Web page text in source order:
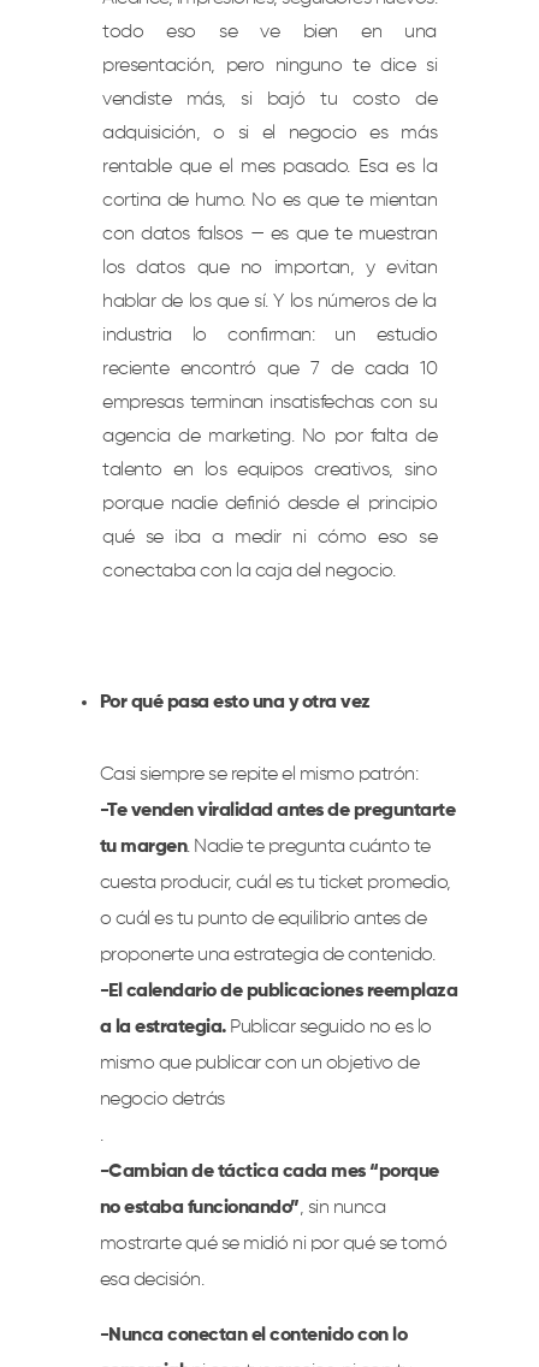
todo eso se ve bien en una
presentación, pero ninguno te dice si
vendiste más, si bajó tu costo de
adquisición, o si el negocio es más
rentable que el mes pasado. Esa es la
cortina de humo. No es que te mientan
con datos falsos — es que te muestran
los datos que no importan, y evitan
hablar de los que sí. Y los números de la
industria lo confirman: un estudio
reciente encontró que 7 de cada 10
empresas terminan insatisfechas con su
agencia de marketing. No por falta de
talento en los equipos creativos, sino
porque nadie definió desde el principio
qué se iba a medir ni cómo eso se
conectaba con la caja del negocio.
Por qué pasa esto una y otra vez
Casi siempre se repite el mismo patrón:
-Te venden viralidad antes de preguntarte
tu margen. Nadie te pregunta cuánto te
cuesta producir, cuál es tu ticket promedio,
o cuál es tu punto de equilibrio antes de
proponerte una estrategia de contenido.
-El calendario de publicaciones reemplaza
a la estrategia.Publicar seguido no es lo
mismo que publicar con un objetivo de
negocio detrás
.
-Cambian de táctica cada mes “porque
no estaba funcionando”, sin nunca
mostrarte qué se midió ni por qué se tomó
esa decisión.
-Nunca conectan el contenido con lo